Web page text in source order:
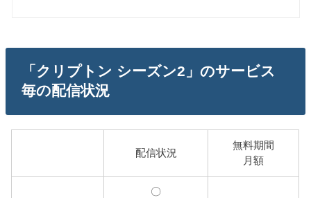
「クリプトン シーズン2」のサービス
毎の配信状況
配信状況
無料期間
月額
〇